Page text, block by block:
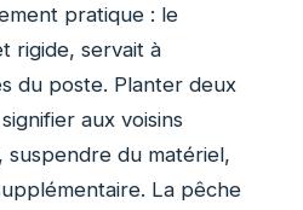
pratique : le
rigide, servait à
du poste. Planter deux
aux voisins
suspendre du matériel,
La pêche